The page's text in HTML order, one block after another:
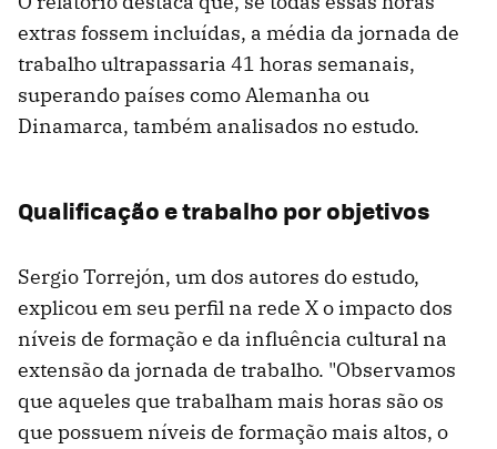
extras fossem incluídas, a média da jornada de
trabalho ultrapassaria 41 horas semanais,
superando países como Alemanha ou
Dinamarca, também analisados no estudo.
Qualificação e trabalho por objetivos
Sergio Torrejón, um dos autores do estudo,
explicou em seu perfil na rede X o impacto dos
níveis de formação e da influência cultural na
extensão da jornada de trabalho. "Observamos
que aqueles que trabalham mais horas são os
que possuem níveis de formação mais altos, o